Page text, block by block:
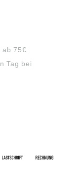
ab 75€
Tag bei